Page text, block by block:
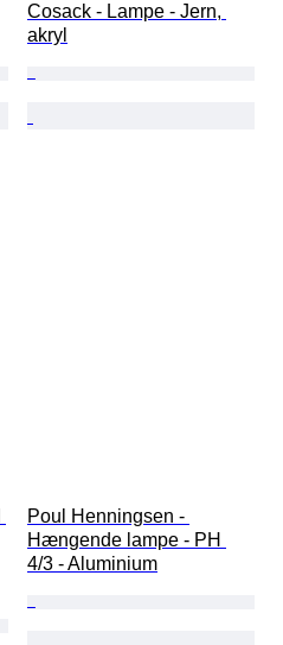
Cosack - Lampe - Jern,
akryl
Poul Henningsen -
Hængende lampe - PH
4/3 - Aluminium